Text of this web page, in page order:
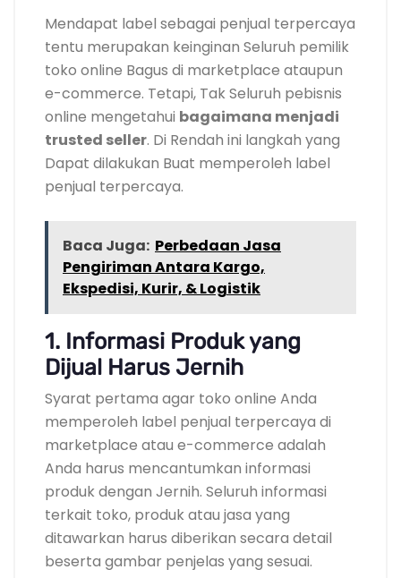
Mendapat label sebagai penjual terpercaya
tentu merupakan keinginan Seluruh pemilik
toko online Bagus di marketplace ataupun
e-commerce. Tetapi, Tak Seluruh pebisnis
online mengetahui bagaimana menjadi
trusted seller. Di Rendah ini langkah yang
Dapat dilakukan Buat memperoleh label
penjual terpercaya.
Baca Juga: Perbedaan Jasa
Pengiriman Antara Kargo,
Ekspedisi, Kurir, & Logistik
1. Informasi Produk yang
Dijual Harus Jernih
Syarat pertama agar toko online Anda
memperoleh label penjual terpercaya di
marketplace atau e-commerce adalah
Anda harus mencantumkan informasi
produk dengan Jernih. Seluruh informasi
terkait toko, produk atau jasa yang
ditawarkan harus diberikan secara detail
beserta gambar penjelas yang sesuai.